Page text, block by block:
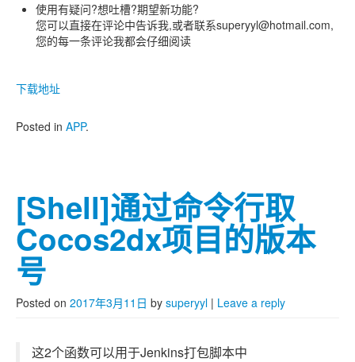
使用有疑问?想吐槽?期望新功能?
您可以直接在评论中告诉我,或者联系superyyl@hotmail.com,
您的每一条评论我都会仔细阅读
下载地址
Posted in APP.
[Shell]通过命令行取
Cocos2dx项目的版本
号
Posted on 2017年3月11日 by superyyl | Leave a reply
这2个函数可以用于Jenkins打包脚本中